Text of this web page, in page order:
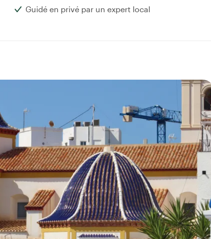
Guidé en privé par un expert local